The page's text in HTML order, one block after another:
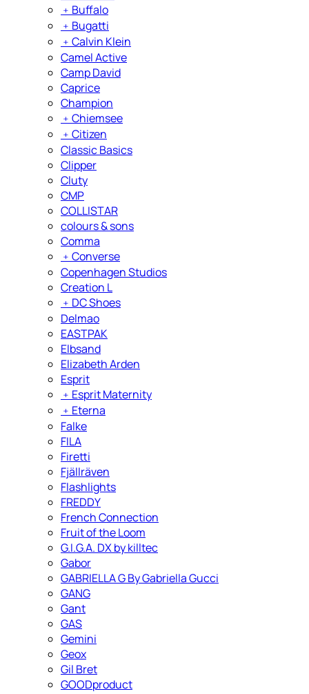
﹢ Buffalo
﹢ Bugatti
﹢ Calvin Klein
Camel Active
Camp David
Caprice
Champion
﹢ Chiemsee
﹢ Citizen
Classic Basics
Clipper
Cluty
CMP
COLLISTAR
colours & sons
Comma
﹢ Converse
Copenhagen Studios
Creation L
﹢ DC Shoes
Delmao
EASTPAK
Elbsand
Elizabeth Arden
Esprit
﹢ Esprit Maternity
﹢ Eterna
Falke
FILA
Firetti
Fjällräven
Flashlights
FREDDY
French Connection
Fruit of the Loom
G.I.G.A. DX by killtec
Gabor
GABRIELLA G By Gabriella Gucci
GANG
Gant
GAS
Gemini
Geox
Gil Bret
GOODproduct